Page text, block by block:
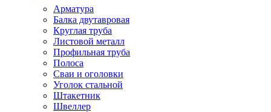
Арматура
Балка двутавровая
Круглая труба
Листовой металл
Профильная труба
Полоса
Сваи и оголовки
Уголок стальной
Штакетник
Швеллер